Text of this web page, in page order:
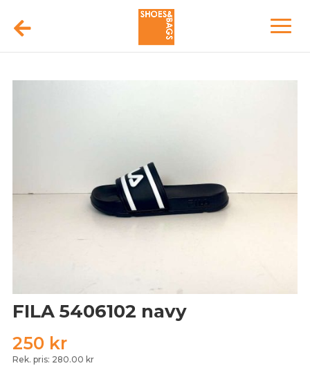
FILA 5406102 navy
250 kr
Rek. pris: 280.00 kr